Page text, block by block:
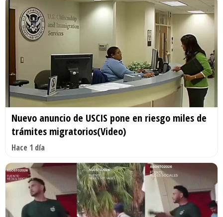
Nuevo anuncio de USCIS pone en riesgo miles de
trámites migratorios(Video)
Hace 1 día